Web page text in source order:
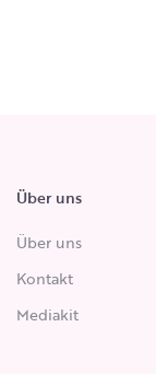
Über uns
Über uns
Kontakt
Mediakit